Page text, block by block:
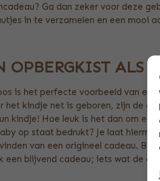
Ga dan zeker voor deze
in te verzamelen en een mooi
OPBERGKIST ALS
is het perfecte voorbeeld van
het kindje net is geboren, zijn de
kindje! Hoe leuk is het dan om
op staat bedrukt? Je laat
van een origineel cadeau.
een blijvend cadeau; iets wat de